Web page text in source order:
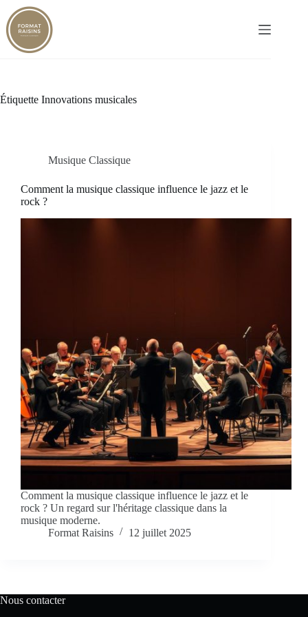
Passer
au
contenu
Étiquette Innovations musicales
Musique Classique
Comment la musique classique influence le jazz et le
rock ?
Comment la musique classique influence le jazz et le
rock ? Un regard sur l'héritage classique dans la
musique moderne.
Format Raisins
12 juillet 2025
Nous contacter